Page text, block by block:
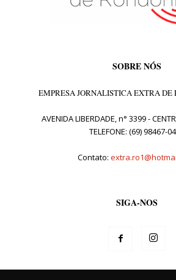
SOBRE NÓS
EMPRESA JORNALISTICA EXTRA DE
AVENIDA LIBERDADE, n° 3399 -
TELEFONE: (69) 98467-
Contato:
SIGA-NOS